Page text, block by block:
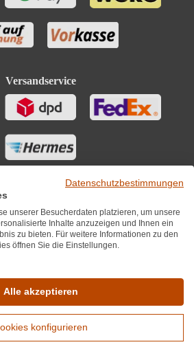
Versandservice
Datenschutzbestimmungen
unserer Besucherdaten platzieren, um unsere
Inhalte anzuzeigen und Ihnen ein
zu bieten. Für weitere Informationen zu den
öffnen Sie die Einstellungen.
Alle akzeptieren
konfigurieren